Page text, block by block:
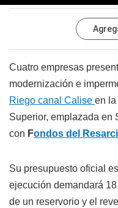
Cuatro empresas
modernización e
Riego canal Calise en la
Superior, emplazada en
con Fondos del
Su presupuesto oficial
ejecución demandará
de un reservorio y el